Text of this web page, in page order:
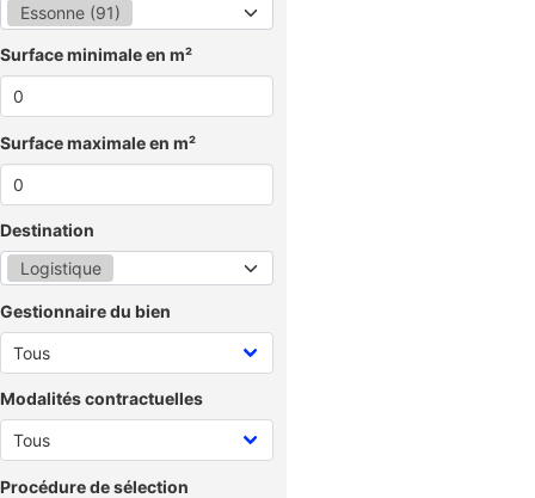
Essonne (91)
Surface minimale en m²
Surface maximale en m²
Destination
Logistique
Gestionnaire du bien
Modalités contractuelles
Procédure de sélection